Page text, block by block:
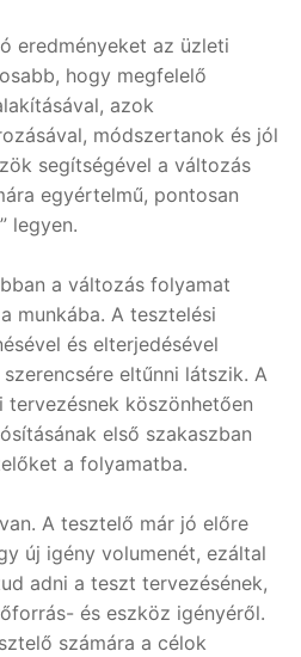
eredményeket az üzleti
hogy megfelelő
azok
módszertanok és jól
segítségével a változás
egyértelmű, pontosan
legyen.
a változás folyamat
munkába. A tesztelési
és elterjedésével
eltűnni látszik. A
köszönhetően
első szakaszban
a folyamatba.
A tesztelő már jó előre
új igény volumenét, ezáltal
adni a teszt tervezésének,
és eszköz igényéről.
számára a célok